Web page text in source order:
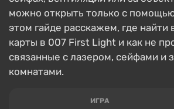
можно открыть только с
этом гайде расскажем, где найти
карты в 007 First Light и как не
связанные с лазером, сейфами и
комнатами.
ИГРА